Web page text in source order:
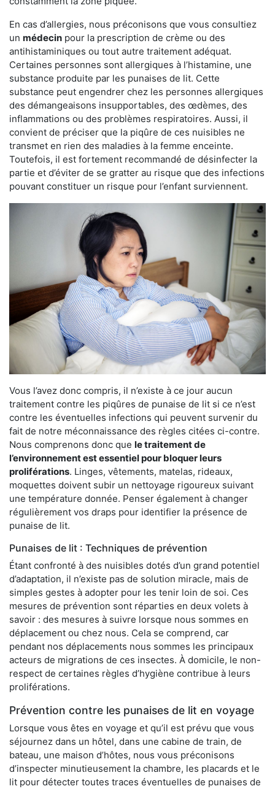
En cas d’allergies, nous préconisons que vous consultiez
un médecin pour la prescription de crème ou des
antihistaminiques ou tout autre traitement adéquat.
Certaines personnes sont allergiques à l’histamine, une
substance produite par les punaises de lit. Cette
substance peut engendrer chez les personnes allergiques
des démangeaisons insupportables, des œdèmes, des
inflammations ou des problèmes respiratoires. Aussi, il
convient de préciser que la piqûre de ces nuisibles ne
transmet en rien des maladies à la femme enceinte.
Toutefois, il est fortement recommandé de désinfecter la
partie et d’éviter de se gratter au risque que des infections
pouvant constituer un risque pour l’enfant surviennent.
Vous l’avez donc compris, il n’existe à ce jour aucun
traitement contre les piqûres de punaise de lit si ce n’est
contre les éventuelles infections qui peuvent survenir du
fait de notre méconnaissance des règles citées ci-contre.
Nous comprenons donc que le traitement de
l’environnement est essentiel pour bloquer leurs
proliférations. Linges, vêtements, matelas, rideaux,
moquettes doivent subir un nettoyage rigoureux suivant
une température donnée. Penser également à changer
régulièrement vos draps pour identifier la présence de
punaise de lit.
Punaises de lit : Techniques de prévention
Étant confronté à des nuisibles dotés d’un grand potentiel
d’adaptation, il n’existe pas de solution miracle, mais de
simples gestes à adopter pour les tenir loin de soi. Ces
mesures de prévention sont réparties en deux volets à
savoir : des mesures à suivre lorsque nous sommes en
déplacement ou chez nous. Cela se comprend, car
pendant nos déplacements nous sommes les principaux
acteurs de migrations de ces insectes. À domicile, le non-
respect de certaines règles d’hygiène contribue à leurs
proliférations.
Prévention contre les punaises de lit en voyage
Lorsque vous êtes en voyage et qu’il est prévu que vous
séjournez dans un hôtel, dans une cabine de train, de
bateau, une maison d’hôtes, nous vous préconisons
d’inspecter minutieusement la chambre, les placards et le
lit pour détecter toutes traces éventuelles de punaises de